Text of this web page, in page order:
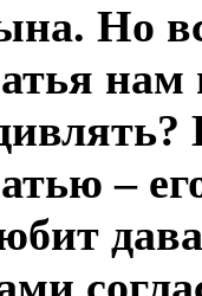
Но
нам
–